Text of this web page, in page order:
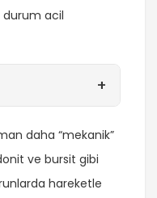
durum acil
+
daha “mekanik”
ve bursit gibi
hareketle